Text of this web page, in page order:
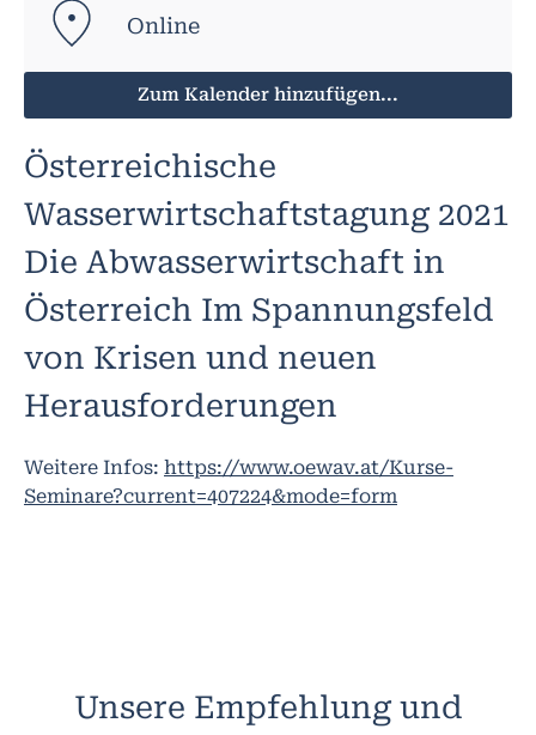
Online
Zum Kalender hinzufügen...
Österreichische
Wasserwirtschaftstagung 2021
Die Abwasserwirtschaft in
Österreich Im Spannungsfeld
von Krisen und neuen
Herausforderungen
Weitere Infos: https://www.oewav.at/Kurse-
Seminare?current=407224&mode=form
Unsere Empfehlung und